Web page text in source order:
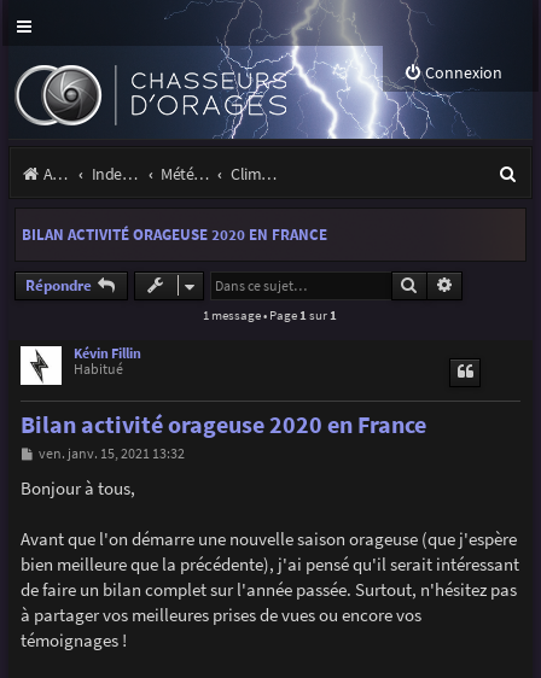
Connexion
Accueil Index du forum Météo et climatologie des orages Climatologie des orages
e
BILAN ACTIVITÉ ORAGEUSE 2020 EN FRANCE
Répondre Rechercher
1 message • Page 1 sur 1
Kévin Fillin
Habitué
Bilan activité orageuse 2020 en France
M
s
s
e
ven. janv. 15, 2021 13:32
Bonjour à tous,
Avant que l'on démarre une nouvelle saison orageuse (que j'espère
bien meilleure que la précédente), j'ai pensé qu'il serait intéressant
de faire un bilan complet sur l'année passée. Surtout, n'hésitez pas
à partager vos meilleures prises de vues ou encore vos
témoignages !